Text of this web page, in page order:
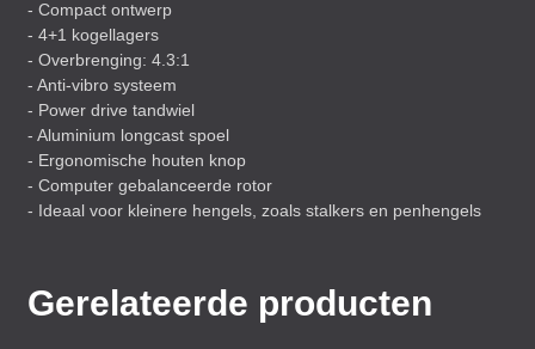
- Compact ontwerp
- 4+1 kogellagers
- Overbrenging: 4.3:1
- Anti-vibro systeem
- Power drive tandwiel
- Aluminium longcast spoel
- Ergonomische houten knop
- Computer gebalanceerde rotor
- Ideaal voor kleinere hengels, zoals stalkers en penhengels
Gerelateerde producten